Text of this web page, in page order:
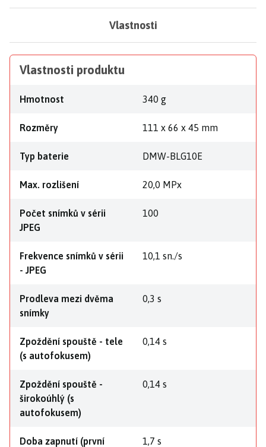
Vlastnosti
Vlastnosti produktu
Hmotnost 340 g
Rozměry 111 x 66 x 45 mm
Typ baterie DMW-BLG10E
Max. rozlišení 20,0 MPx
Počet snímků v sérii
JPEG
100
Frekvence snímků v sérii
- JPEG
10,1 sn./s
Prodleva mezi dvěma
snímky
0,3 s
Zpoždění spouště - tele
(s autofokusem)
0,14 s
Zpoždění spouště -
širokoúhlý (s
autofokusem)
0,14 s
Doba zapnutí (první
1,7 s